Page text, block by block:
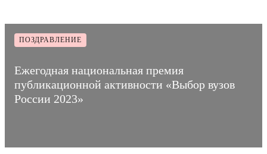
ПОЗДРАВЛЕНИЕ
Ежегодная национальная премия
публикационной активности «Выбор вузов
России 2023»